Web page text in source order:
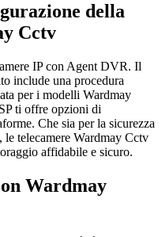
della
Cctv
IP con Agent DVR. Il
include una procedura
per i modelli Wardmay
ti offre opzioni di
Che sia per la sicurezza
telecamere Wardmay Cctv
affidabile e sicuro.
Wardmay